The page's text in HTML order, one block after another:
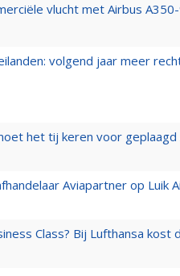
vlucht met Airbus
volgend jaar meer
het tij keren voor geplaagd
Aviapartner op Luik
Class? Bij Lufthansa kost